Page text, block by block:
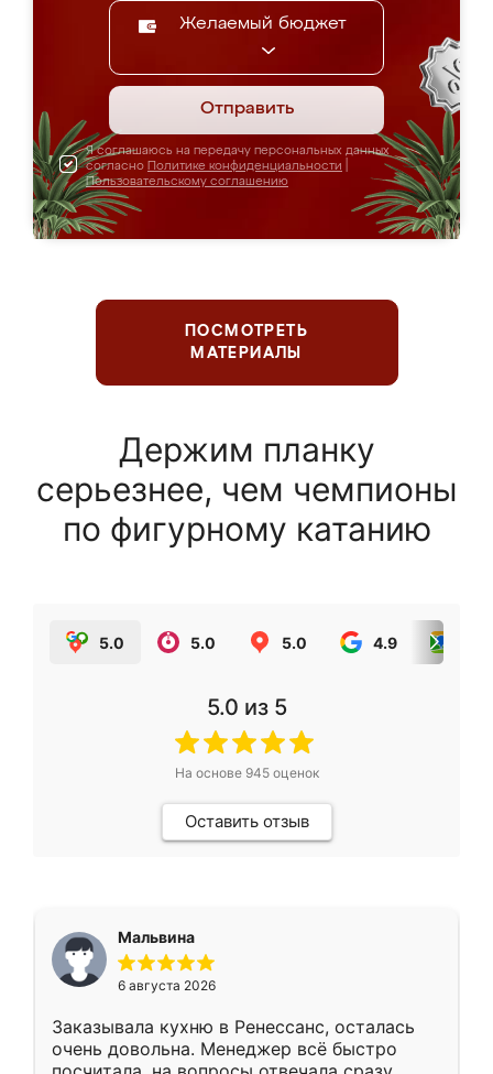
Желаемый бюджет
Отправить
Я соглашаюсь на передачу персональных данных
согласно Политике конфиденциальности
Пользовательскому соглашению
ПОСМОТРЕТЬ
МАТЕРИАЛЫ
Держим планку
серьезнее, чем чемпионы
по фигурному катанию
5.0 5.0 5.0 4.9
5.0 из 5
На основе 945оценок
Оставить отзыв
Мальвина
6 августа 2026
Заказывала кухню в Ренессанс, осталась
очень довольна. Менеджер всё быстро